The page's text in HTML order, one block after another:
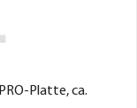
Platte, ca.